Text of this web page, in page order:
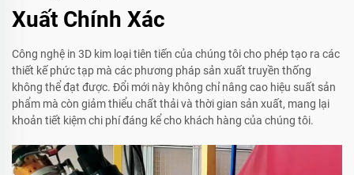
Xuất Chính Xác
Công nghệ in 3D kim loại tiên tiến của chúng tôi cho phép tạo ra các
thiết kế phức tạp mà các phương pháp sản xuất truyền thống
không thể đạt được. Đổi mới này không chỉ nâng cao hiệu suất sản
phẩm mà còn giảm thiểu chất thải và thời gian sản xuất, mang lại
khoản tiết kiệm chi phí đáng kể cho khách hàng của chúng tôi.